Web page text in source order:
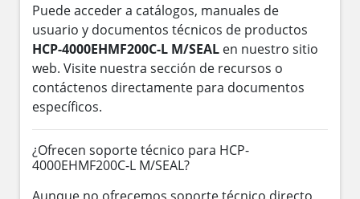
Puede acceder a catálogos, manuales de
usuario y documentos técnicos de productos
HCP-4000EHMF200C-L M/SEAL en nuestro sitio
web. Visite nuestra sección de recursos o
contáctenos directamente para documentos
específicos.
¿Ofrecen soporte técnico para HCP-
4000EHMF200C-L M/SEAL?
Aunque no ofrecemos soporte técnico directo,